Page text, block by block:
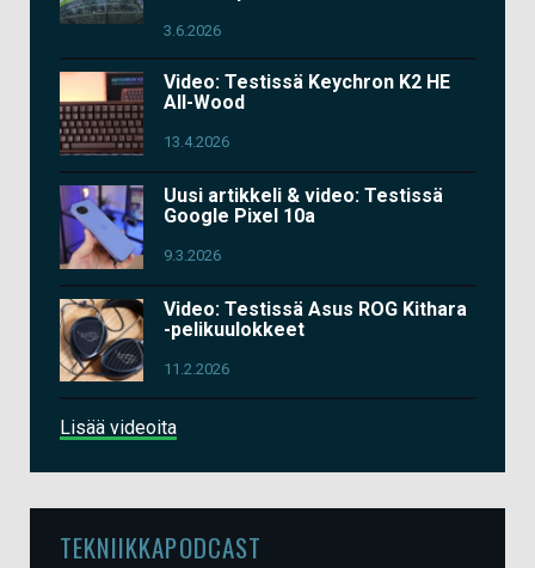
3.6.2026
Video: Testissä Keychron K2 HE
All-Wood
13.4.2026
Uusi artikkeli & video: Testissä
Google Pixel 10a
9.3.2026
Video: Testissä Asus ROG Kithara
-pelikuulokkeet
11.2.2026
Lisää videoita
TEKNIIKKAPODCAST